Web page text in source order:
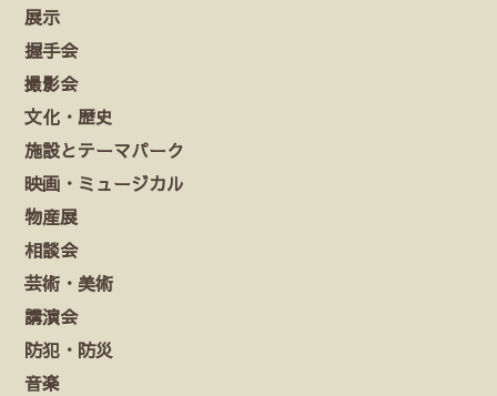
展示
握手会
撮影会
文化・歴史
施設とテーマパーク
映画・ミュージカル
物産展
相談会
芸術・美術
講演会
防犯・防災
音楽